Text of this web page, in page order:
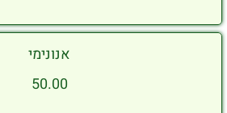
אנונימי
50.00